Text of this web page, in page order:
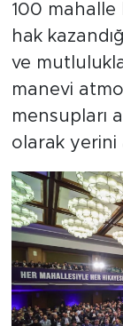
100 mahalle
hak
ve
manevi
mensupları
olarak yerini